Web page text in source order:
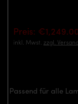
Preis:
inkl. Mwst. zzgl.
Passend für alle